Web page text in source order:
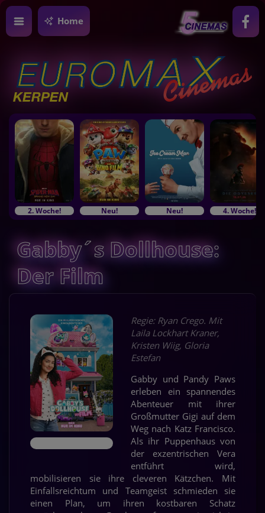
Home
2. Woche! Neu! Neu! 4. Woche!
Gabby´s Dollhouse:
Der Film
Regie: Ryan Crego. Mit
Laila Lockhart Kraner,
Kristen Wiig, Gloria
Estefan
Gabby und Pandy Paws
erleben ein spannendes
Abenteuer mit ihrer
Großmutter Gigi auf dem
Weg nach Katz Francisco.
Als ihr Puppenhaus von
der exzentrischen Vera
entführt wird,
mobilisieren sie ihre cleveren Kätzchen. Mit
Einfallsreichtum und Teamgeist schmieden sie
einen Plan, um ihren kostbaren Schatz